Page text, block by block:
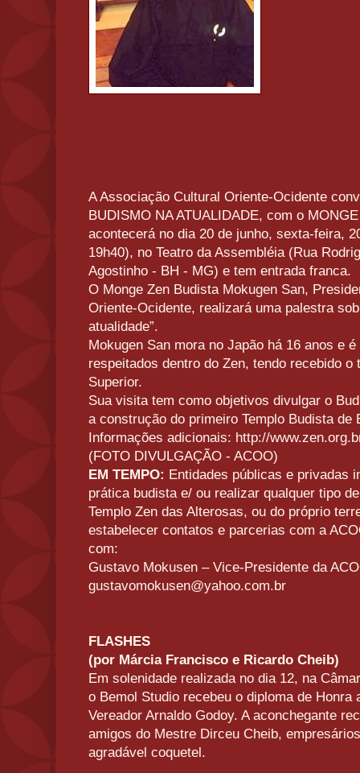
A Associação Cultural Oriente-Ocidente
BUDISMO NA ATUALIDADE, com o
acontecerá no dia 20 de junho, sexta-feira,
19h40), no Teatro da Assembléia (Rua
Agostinho - BH - MG) e tem entrada franca.
O Monge Zen Budista Mokugen San,
Oriente-Ocidente, realizará uma palestra
atualidade”.
Mokugen San mora no Japão há 16 anos e
respeitados dentro do Zen, tendo recebido o
Superior.
Sua visita tem como objetivos divulgar o
a construção do primeiro Templo Budista de
Informações adicionais: http://
(FOTO DIVULGAÇÃO - ACOO)
EM TEMPO: Entidades públicas e privadas
prática budista e/ ou realizar qualquer tipo
Templo Zen das Alterosas, ou do próprio
estabelecer contatos e parcerias com a
com:
Gustavo Mokusen – Vice-Presidente da
gustavomokusen@yahoo.com.br
FLASHES
(por Márcia Francisco e Ricardo Cheib)
Em solenidade realizada no dia 12, na
o Bemol Studio recebeu o diploma de
Vereador Arnaldo Godoy. A aconchegante
amigos do Mestre Dirceu Cheib,
agradável coquetel.